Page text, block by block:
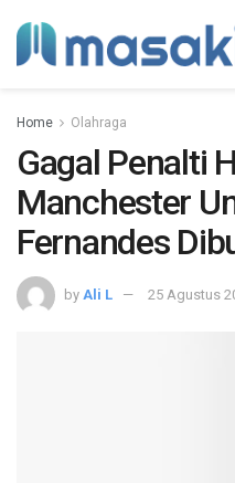
Home Olahraga
Gagal Penalti
Manchester
Fernandes
by Ali L 25 Agustus